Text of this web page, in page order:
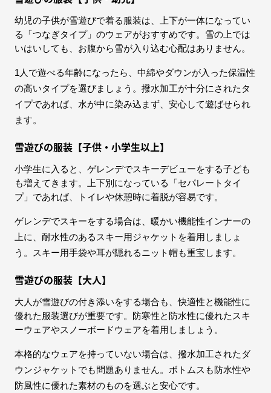
幼児の子供が雪遊びで着る服装は、上下が一体になってい
る「つなぎタイプ」のウェアがおすすめです。雪の上では
いはいしても、お腹から雪が入り込む心配はありません。
1人で遊べる年齢になったら、中綿やダウンが入った保温性
の高いタイプを選びましょう。撥水加工が十分にされたタ
イプであれば、水が中に染み込まず、安心して遊ばせられ
ます。
雪遊びの服装【子供・小学生以上】
小学生に入ると、ゲレンデでスキーデビューをする子ども
も増えてきます。上下別になっている「セパレートタイ
プ」であれば、トイレや休憩時に着脱が容易です。
ゲレンデでスキーをする場合は、暖かい機能性インナーの
上に、耐水性のあるスキー用ジャケットを着用しましょ
う。スキー用手袋や耳が隠れるニット帽も重宝します。
雪遊びの服装【大人】
大人が雪遊びの付き添いをする場合も、快適性と機能性に
優れた服装選びが重要です。防寒性と防水性に優れたスキ
ーウェアやスノーボードウェアを着用しましょう。
本格的なウェアを持っていない場合は、撥水加工されたダ
ウンジャケットでも問題ありません。ボトムスも防水性や
防風性に優れた素材のものを選ぶと安心です。